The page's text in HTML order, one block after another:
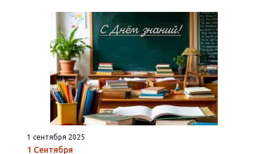
1 сентября 2025
1 Сентября